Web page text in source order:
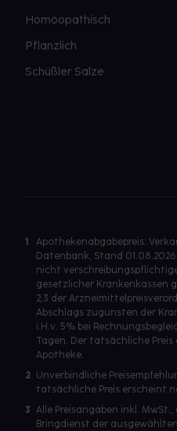
Homöopathisch
Pflanzlich
Schüßler Salze
1
Apothekenabgabepreis:
Datenbank, Stand
nicht
gesetzlicher Krankenkassen
2,3 der
Abschlags zugunsten der
i.H.v. 5% bei
Tagen. Der tatsächliche
Apotheke.
2 Unverbindliche
tatsächliche Preis erscheint
3 Alle Preisangaben inkl.
Bringdienst der